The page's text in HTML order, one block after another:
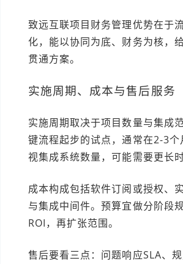
致远互联项目财务管理优势在于
化，能以协同为底、财务为核，
贯通方案。
实施周期、成本与售后服务
实施周期取决于项目数量与集成
键流程起步的试点，通常在2-3
视集成系统数量，可能需要更长时
成本构成包括软件订阅或授权、
与集成中间件。预算宜做分阶段
ROI，再扩张范围。
售后要看三点：问题响应SLA、